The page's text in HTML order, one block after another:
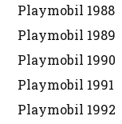
Playmobil 1988
Playmobil 1989
Playmobil 1990
Playmobil 1991
Playmobil 1992